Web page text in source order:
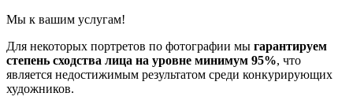
Мы к вашим услугам!
Для некоторых портретов по фотографии мы гарантируем
степень сходства лица на уровне минимум 95%, что
является недостижимым результатом среди конкурирующих
художников.